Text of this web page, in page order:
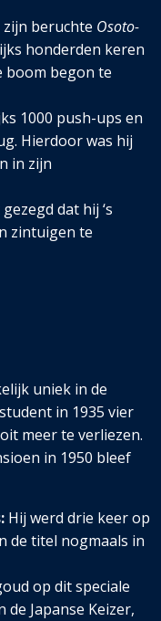
beruchte Osoto-
honderden keren
boom begon te
1000 push-ups en
Hierdoor was hij
in zijn
dat hij ‘s
zintuigen te
uniek in de
in 1935 vier
meer te verliezen.
in 1950 bleef
Hij werd drie keer op
de titel nogmaals in
op dit speciale
Japanse Keizer,